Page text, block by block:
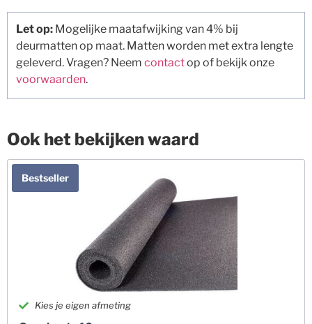
Let op: Mogelijke maatafwijking van 4% bij
deurmatten op maat. Matten worden met extra lengte
geleverd. Vragen? Neem contactop of bekijk onze
voorwaarden.
Ook het bekijken waard
Bestseller
Kies je eigen afmeting